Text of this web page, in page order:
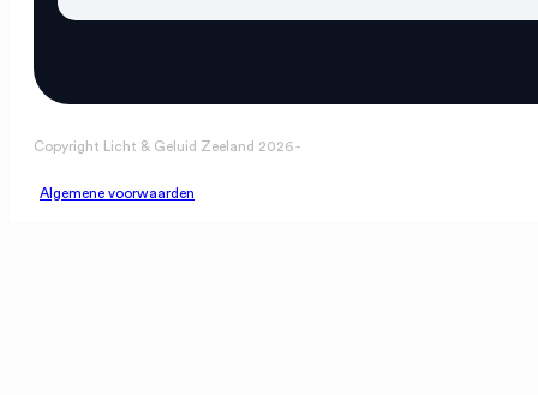
Copyright Licht & Geluid Zeeland 2026 -
Algemene voorwaarden